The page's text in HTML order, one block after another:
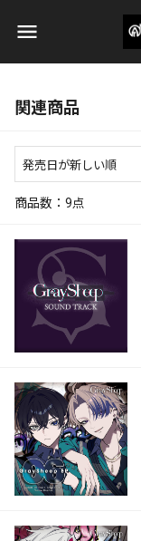
関連商品
商品数： 9点